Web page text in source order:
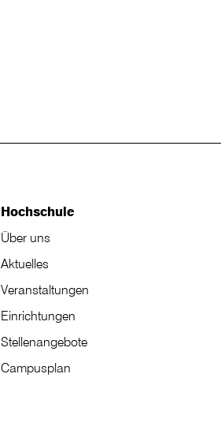
Hochschule
Über uns
Aktuelles
Veranstaltungen
Einrichtungen
Stellenangebote
Campusplan